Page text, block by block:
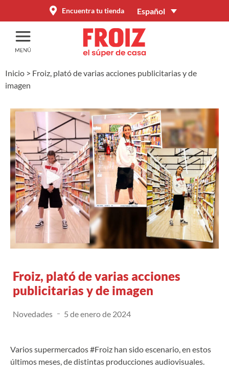
Encuentra tu tienda Español
Inicio > Froiz, plató de varias acciones publicitarias y de
imagen
Froiz, plató de varias acciones
publicitarias y de imagen
Novedades 5 de enero de 2024
Varios supermercados #Froiz han sido escenario, en estos
últimos meses, de distintas producciones audiovisuales.